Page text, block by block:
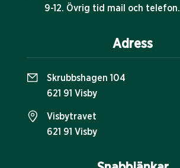
9-12. Övrig tid mail och telefon.
Adress
Skrubbshagen 104
621 91 Visby
Visbytravet
621 91 Visby